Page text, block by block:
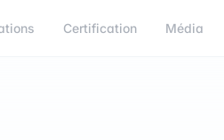
Certification Média